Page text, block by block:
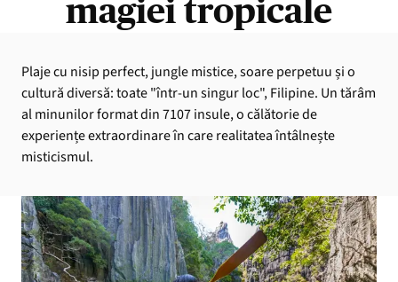
magiei tropicale
Plaje cu nisip perfect, jungle mistice, soare perpetuu și o
cultură diversă: toate "într-un singur loc", Filipine. Un tărâm
al minunilor format din 7107 insule, o călătorie de
experiențe extraordinare în care realitatea întâlnește
misticismul.